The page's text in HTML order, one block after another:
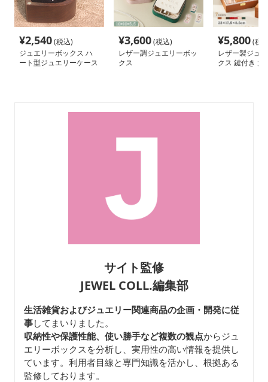
¥2,540(税込)
ジュエリーボックス ハ
ート型ジュエリーケース
¥3,600(税込)
レザー調ジュエリーボッ
クス
¥5,800(税
レザー製ジュ
クス 鍵付き 大
サイト監修
JEWEL COLL.編集部
生活雑貨およびジュエリー関連商品の企画・開発に従
事してまいりました。
収納性や保護性能、使い勝手など複数の観点からジュ
エリーボックスを分析し、実用性の高い情報を提供し
ています。利用者目線と専門知識を活かし、根拠ある
監修しております。